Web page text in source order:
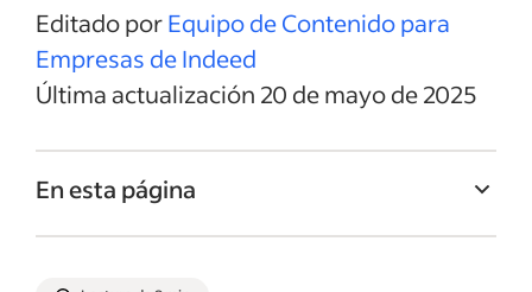
Editado porEquipo de Contenido para
Empresas de Indeed
Última actualización 20 de mayo de 2025
En esta página
de construcción